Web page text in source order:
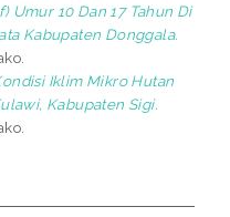
Umur 10 Dan 17 Tahun Di
Kabupaten Donggala.
Iklim Mikro Hutan
Kabupaten Sigi.